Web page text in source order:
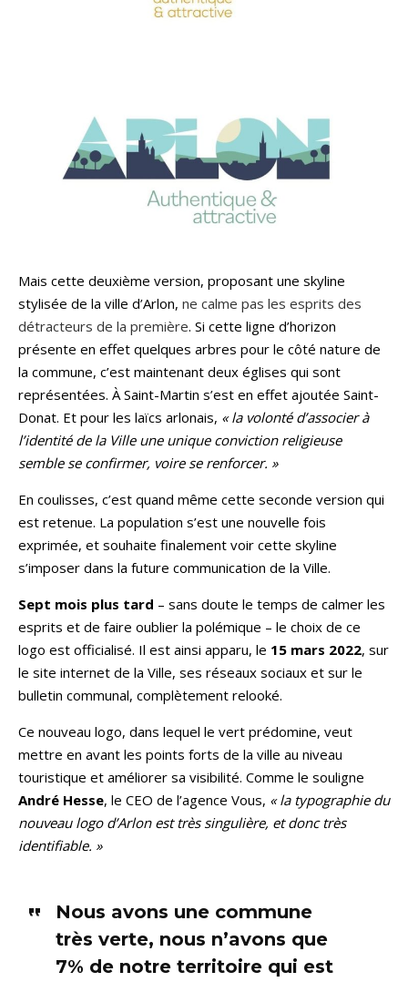
Mais cette deuxième version, proposant une skyline
stylisée de la ville d’Arlon, ne calme pas les esprits des
détracteurs de la première. Si cette ligne d’horizon
présente en effet quelques arbres pour le côté nature de
la commune, c’est maintenant deux églises qui sont
représentées. À Saint-Martin s’est en effet ajoutée Saint-
Donat. Et pour les laïcs arlonais, « la volonté d’associer à
l’identité de la Ville une unique conviction religieuse
semble se confirmer, voire se renforcer. »
En coulisses, c’est quand même cette seconde version qui
est retenue. La population s’est une nouvelle fois
exprimée, et souhaite finalement voir cette skyline
s’imposer dans la future communication de la Ville.
Sept mois plus tard – sans doute le temps de calmer les
esprits et de faire oublier la polémique – le choix de ce
logo est officialisé. Il est ainsi apparu, le 15 mars 2022, sur
le site internet de la Ville, ses réseaux sociaux et sur le
bulletin communal, complètement relooké.
Ce nouveau logo, dans lequel le vert prédomine, veut
mettre en avant les points forts de la ville au niveau
touristique et améliorer sa visibilité. Comme le souligne
André Hesse, le CEO de l’agence Vous, « la typographie du
nouveau logo d’Arlon est très singulière, et donc très
identifiable. »
Nous avons une commune
très verte, nous n’avons que
7% de notre territoire qui est